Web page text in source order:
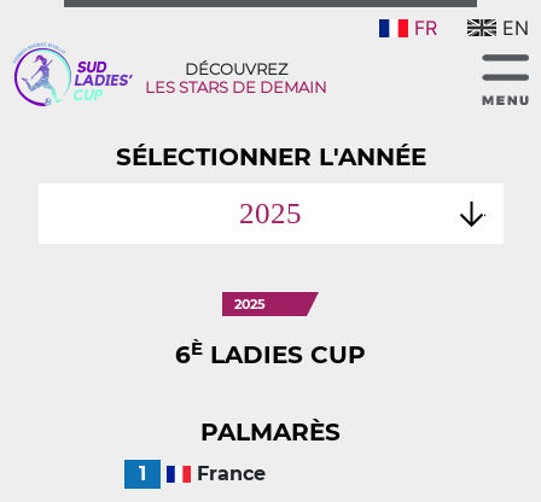
FR EN
DÉCOUVREZ
LES STARS DE DEMAIN
SÉLECTIONNER L'ANNÉE
2025
2025
6È LADIES CUP
PALMARÈS
1
France